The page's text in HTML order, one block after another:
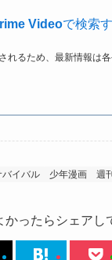
Videoで検索
れるため、最新情報は各
バイバル 少年漫画 週
かったらシェアし